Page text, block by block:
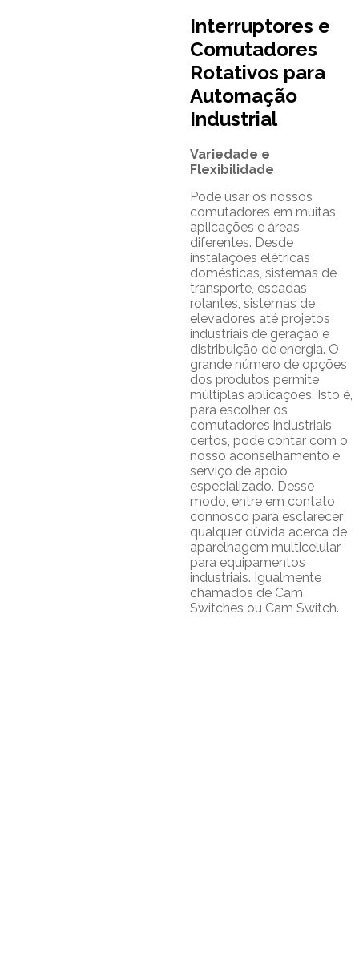
Interruptores e
Comutadores
Rotativos para
Automação
Industrial
Variedade e
Flexibilidade
Pode usar os nossos
comutadores em muitas
aplicações e áreas
diferentes. Desde
instalações elétricas
domésticas, sistemas de
transporte, escadas
rolantes, sistemas de
elevadores até projetos
industriais de geração e
distribuição de energia. O
grande número de opções
dos produtos permite
múltiplas aplicações. Isto é,
para escolher os
comutadores industriais
certos, pode contar com o
nosso aconselhamento e
serviço de apoio
especializado. Desse
modo, entre em contato
connosco para esclarecer
qualquer dúvida acerca de
aparelhagem multicelular
para equipamentos
industriais. Igualmente
chamados de Cam
Switches ou Cam Switch.